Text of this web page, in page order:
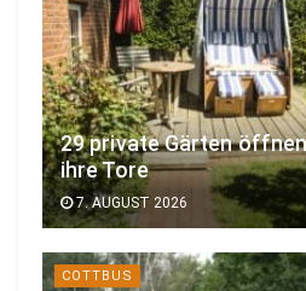
29 private Gärten
ihre Tore
7. AUGUST 2026
COTTBUS